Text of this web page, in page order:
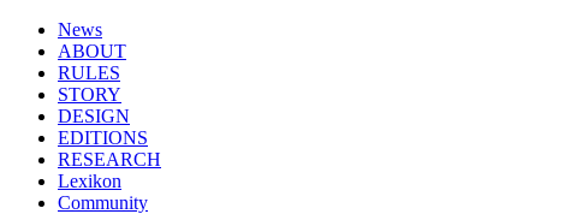
News
ABOUT
RULES
STORY
DESIGN
EDITIONS
RESEARCH
Lexikon
Community